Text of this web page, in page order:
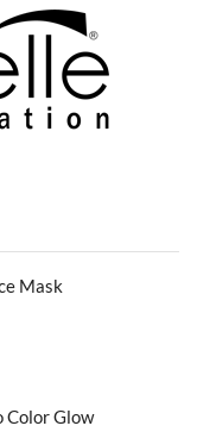
Mask
Color Glow